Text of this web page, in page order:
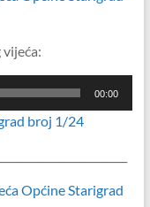
00:00
broj 1/24
Općine Starigrad